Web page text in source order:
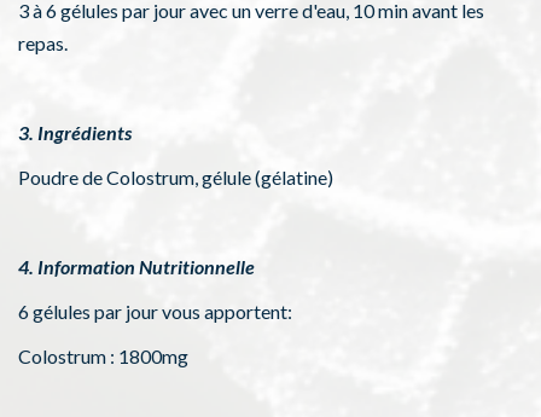
3 à 6 gélules par jour avec un verre d'eau, 10 min avant les
repas.
3. Ingrédients
Poudre de Colostrum, gélule (gélatine)
4. Information Nutritionnelle
6 gélules par jour vous apportent:
Colostrum : 1800mg